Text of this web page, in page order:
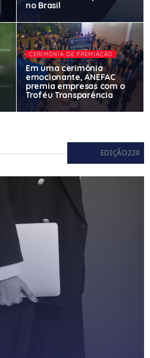
no Brasil
CERIMÔNIA DE PREMIAÇÃO
Em uma cerimônia
emocionante, ANEFAC
premia empresas com o
Troféu Transparência
EDIÇÃO220